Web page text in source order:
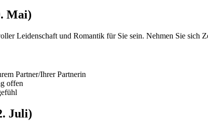
Mai)
Leidenschaft und Romantik für Sie sein. Nehmen Sie sich
Partner/Ihrer Partnerin
offen
Juli)